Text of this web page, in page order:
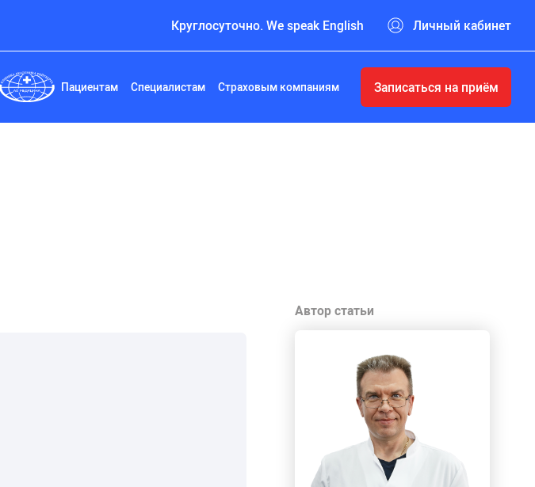
Круглосуточно. We speak English Личный кабинет
Пациентам Специалистам Страховым компаниям Записаться на приём
Автор статьи